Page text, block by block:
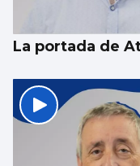
La portada de